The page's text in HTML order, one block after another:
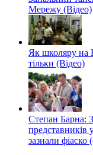
Мережу (Відео)
Як школяру на
тільки (Відео)
Степан Барна:
представників
зазнали фіаско